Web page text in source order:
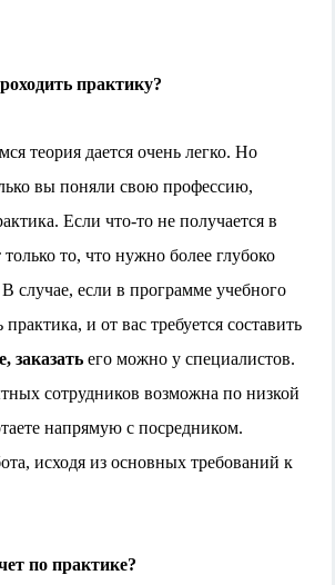
практику?
теория дается очень легко. Но
вы поняли свою профессию,
Если что-то не получается в
только то, что нужно более глубоко
случае, если в программе учебного
практика, и от вас требуется составить
заказать его можно у специалистов.
сотрудников возможна по низкой
напрямую с посредником.
исходя из основных требований к
по практике?